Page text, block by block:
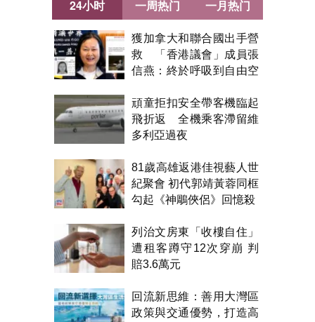
24小时
獲加拿大和聯合國出手營
救 「香港議會」成員張
信燕：終於呼吸到自由空
頑童拒扣安全帶客機臨起
飛折返 全機乘客滯留維
多利亞過夜
81歲高雄返港佳視藝人世
紀聚會 初代郭靖黃蓉同框
勾起《神鵰俠侶》回憶殺
列治文房東「收樓自住」
遭租客蹲守12次穿崩 判
賠3.6萬元
回流新思維：善用大灣區
政策與交通優勢，打造高
一周热门 一月热门